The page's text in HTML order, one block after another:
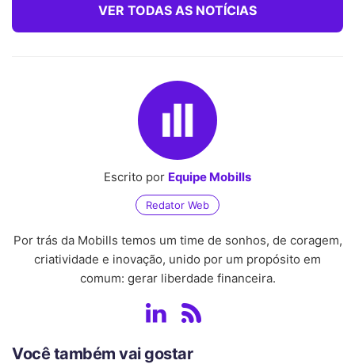
VER TODAS AS NOTÍCIAS
Escrito por Equipe Mobills
Redator Web
Por trás da Mobills temos um time de sonhos, de coragem,
criatividade e inovação, unido por um propósito em
comum: gerar liberdade financeira.
Você também vai gostar